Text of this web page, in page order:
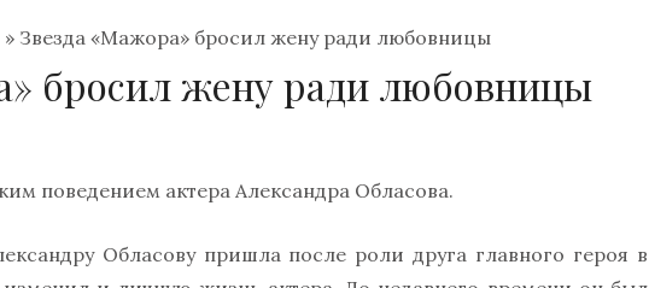
» Звезда «Мажора» бросил жену ради любовницы
бросил жену ради любовницы
поведением актера Александра Обласова.
Обласову пришла после роли друга главного героя в